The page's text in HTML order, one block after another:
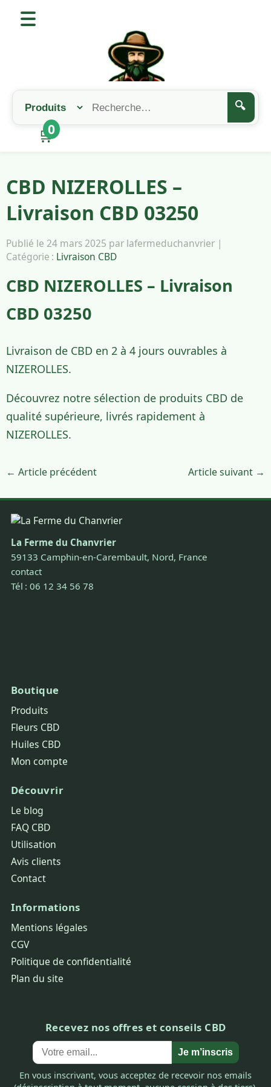
🔍
🛒
0
CBD NIZEROLLES –
Livraison CBD 03250
Publié le 24 mars 2025 par lafermeduchanvrier |
Catégorie : Livraison CBD
CBD NIZEROLLES – Livraison
CBD 03250
Livraison de CBD en 2 à 4 jours ouvrables à
NIZEROLLES.
Découvrez notre sélection de produits CBD de
qualité supérieure, livrés rapidement à
NIZEROLLES.
← Article précédent Article suivant →
La Ferme du Chanvrier
59133 Camphin-en-Carembault, Nord, France
contact
Tél : 06 12 34 56 78
Boutique
Produits
Fleurs CBD
Huiles CBD
Mon compte
Découvrir
Le blog
FAQ CBD
Utilisation
Avis clients
Contact
Informations
Mentions légales
CGV
Politique de confidentialité
Plan du site
Recevez nos offres et conseils CBD
Je m’inscris
En vous inscrivant, vous acceptez de recevoir nos emails